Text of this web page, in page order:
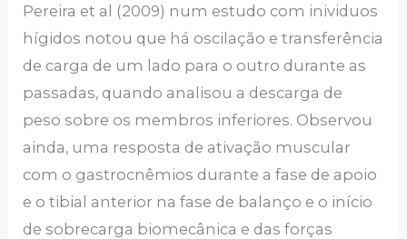
Pereira et al (2009) num estudo com inividuos
hígidos notou que há oscilação e transferência
de carga de um lado para o outro durante as
passadas, quando analisou a descarga de
peso sobre os membros inferiores. Observou
ainda, uma resposta de ativação muscular
com o gastrocnêmios durante a fase de apoio
e o tibial anterior na fase de balanço e o início
de sobrecarga biomecânica e das forças